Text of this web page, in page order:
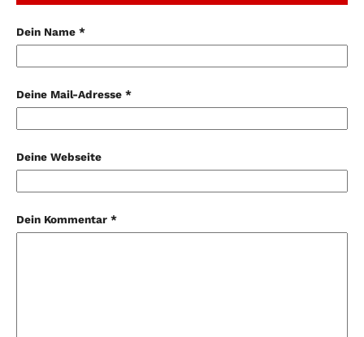
Dein Name *
Deine Mail-Adresse *
Deine Webseite
Dein Kommentar *